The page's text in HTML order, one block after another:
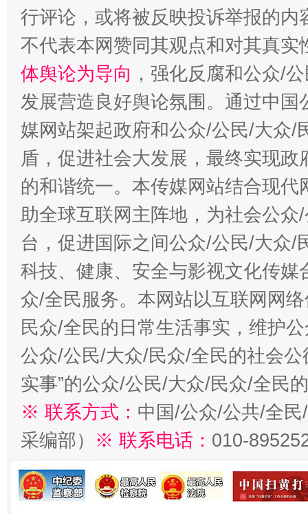
行评论，或将被反映投诉举报的
不代表本网赞同其观点和对其真实
体舆论为导向 ，强化反腐和公众/
发展营造良好舆论氛围。通过中
媒网站架起政府和公众/公民/大众/
盾，促进社会大发展，最终实现
的和谐统一。本传媒网站结合现
助全球互联网主阵地，为社会公
台，促进国际之间公众/公民/大众/
科技、健康、安全与影视文化传
众/全民服务。本网站以互联网网
民众/全民的日常生活事实，维护
公众/公民/大众/民众/全民的社会公
实事”的公众/公民/大众/民众/全民
※ 联系方式： 中国/公众/公共/全
采编部） ※ 联系电话： 010-